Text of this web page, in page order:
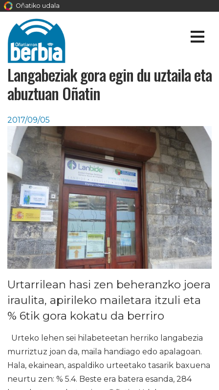
Oñatiko udala
Langabeziak gora egin du uztaila eta
abuztuan Oñatin
2017/09/05
Urtarrilean hasi zen beheranzko joera
iraulita, apirileko mailetara itzuli eta
% 6tik gora kokatu da berriro
Urteko lehen sei hilabeteetan herriko langabezia
murriztuz joan da, maila handiago edo apalagoan.
Hala, ekainean, aspaldiko urteetako tasarik baxuena
neurtu zen: % 5.4. Beste era batera esanda, 284